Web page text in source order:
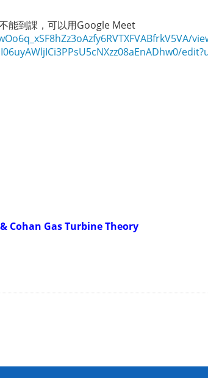
能到課，可以用Google Meet
& Cohan Gas Turbine Theory